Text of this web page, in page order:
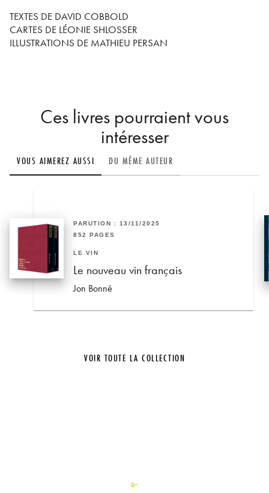
TEXTES DE DAVID COBBOLD
CARTES DE LÉONIE SHLOSSER
ILLUSTRATIONS DE MATHIEU PERSAN
Ces livres pourraient vous
intéresser
VOUS AIMEREZ AUSSI DU MÊME AUTEUR
PARUTION : 13/11/2025
852 PAGES
LE VIN
Le nouveau vin français
Jon Bonné
VOIR TOUTE LA COLLECTION